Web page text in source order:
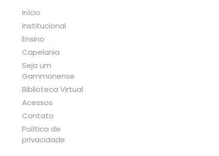
Início
Institucional
Ensino
Capelania
Seja um
Gammonense
Biblioteca Virtual
Acessos
Contato
Política de
privacidade